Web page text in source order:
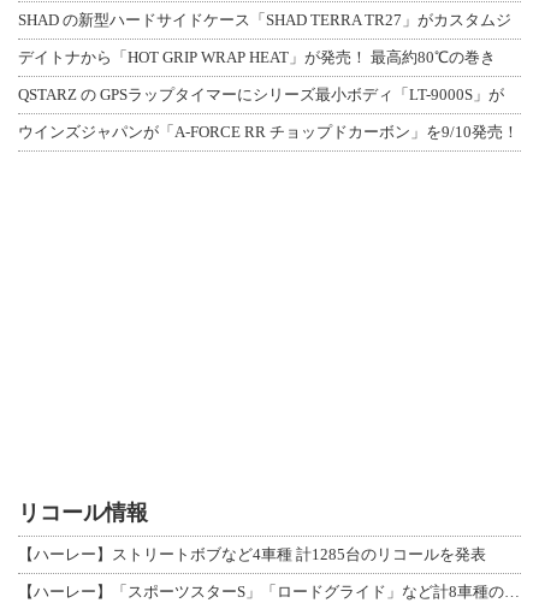
SHAD の新型ハードサイドケース「SHAD TERRA TR27」がカスタムジ
デイトナから「HOT GRIP WRAP HEAT」が発売！ 最高約80℃の巻き
QSTARZ の GPSラップタイマーにシリーズ最小ボディ「LT-9000S」が
ウインズジャパンが「A-FORCE RR チョップドカーボン」を9/10発売！
リコール情報
【ハーレー】ストリートボブなど4車種 計1285台のリコールを発表
【ハーレー】「スポーツスターS」「ロードグライド」など計8車種のリコールを発表